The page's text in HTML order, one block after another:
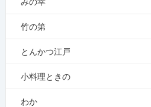
竹の第
とんかつ江戸
小料理ときの
わか